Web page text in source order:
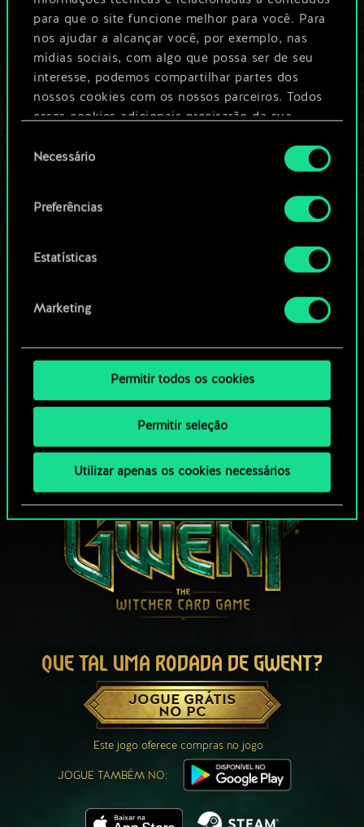
para que o site funcione melhor para você. Para
nos ajudar a alcançar você, por exemplo, nas
mídias sociais, com algo que possa ser de seu
interesse, podemos compartilhar partes dos
nossos cookies com os nossos parceiros. Todos
esses cookies adicionais precisarão da sua
Você encontrará todos os detalhes sobre o uso
de cookies e poderá ajustar as suas preferências
no menu "Configurações" abaixo.
deNecessário
Preferências
Estatísticas
Marketing
Permitir todos os cookies
Permitir seleção
Utilizar apenas os cookies necessários
compartilhado.
No entanto, dá para
ser muito mais!
Dê um nome para este baralho e crie
comunidade
QUE TAL UMA RODADA DE GWENT?
JOGUE GRÁTIS
NO PC
Este jogo oferece compras no jogo
JOGUE TAMBÉM NO: